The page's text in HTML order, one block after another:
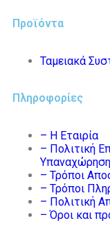
Προϊόντα
Ταμειακά
Πληροφορίες
– Η Εταιρία
– Πολιτική
– Τρόποι
– Τρόποι
– Πολιτική
– Όροι και